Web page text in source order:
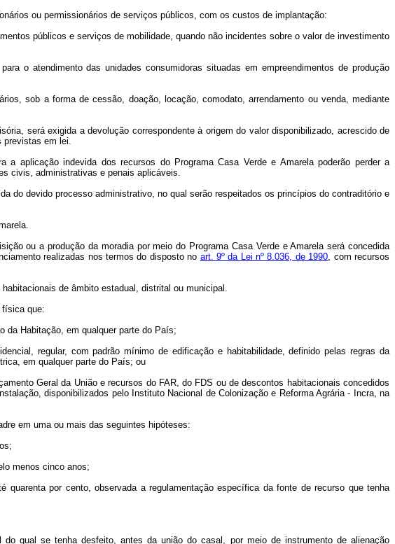
ou permissionários de serviços públicos, com os custos de implantação:
públicos e serviços de mobilidade, quando não incidentes sobre o valor de investimento
o atendimento das unidades consumidoras situadas em empreendimentos de produção
sob a forma de cessão, doação, locação, comodato, arrendamento ou venda, mediante
será exigida a devolução correspondente à origem do valor disponibilizado, acrescido de
previstas em lei.
aplicação indevida dos recursos do Programa Casa Verde e Amarela poderão perder a
civis, administrativas e penais aplicáveis.
do devido processo administrativo, no qual serão respeitados os princípios do contraditório e
ou a produção da moradia por meio do Programa Casa Verde e Amarela será concedida
realizadas nos termos do disposto no art. 9º da Lei nº 8.036, de 1990, com recursos
de âmbito estadual, distrital ou municipal.
física que:
da Habitação, em qualquer parte do País;
regular, com padrão mínimo de edificação e habitabilidade, definido pelas regras da
em qualquer parte do País; ou
Geral da União e recursos do FAR, do FDS ou de descontos habitacionais concedidos
disponibilizados pelo Instituto Nacional de Colonização e Reforma Agrária - Incra, na
em uma ou mais das seguintes hipóteses:
menos cinco anos;
por cento, observada a regulamentação específica da fonte de recurso que tenha
qual se tenha desfeito, antes da união do casal, por meio de instrumento de alienação